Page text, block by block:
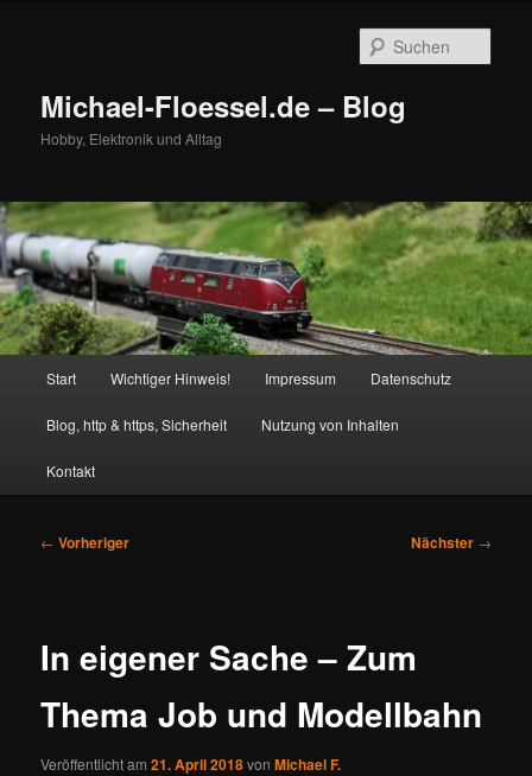
Michael-Floessel.de – Blog
Hobby, Elektronik und Alltag
Start Wichtiger Hinweis! Impressum Datenschutz
Blog, http & https, Sicherheit Nutzung von Inhalten
Kontakt
Beitragsnavigation
← Vorheriger Nächster →
In eigener Sache – Zum
Thema Job und Modellbahn
Veröffentlicht am21. April 2018vonMichael F.